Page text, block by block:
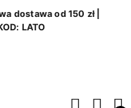
dostawa od 150 zł |
LATO